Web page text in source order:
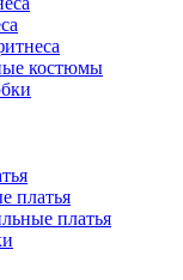
костюмы
платья
платья